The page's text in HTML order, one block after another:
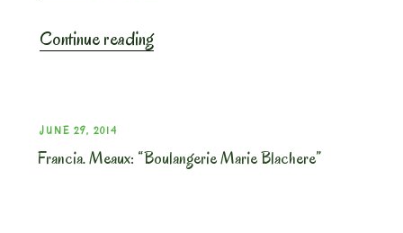
Continue reading“Francia.
POSTED
ON
JUNE 29, 2014
Francia. Meaux: “Boulangerie Marie Blachere”